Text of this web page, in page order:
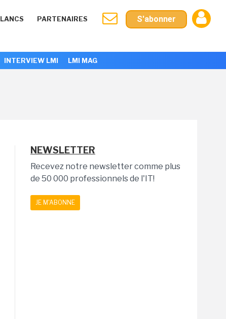
PARTENAIRES S'abonner
INTERVIEW LMI LMI MAG
NEWSLETTER
Recevez notre newsletter comme plus
de 50 000 professionnels de l'IT!
JE M'ABONNE